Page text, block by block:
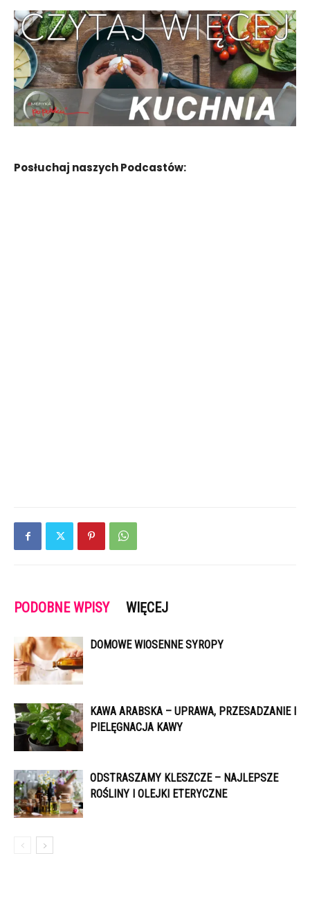
Posłuchaj naszych Podcastów:
PODOBNE WPISY WIĘCEJ
DOMOWE WIOSENNE SYROPY
KAWA ARABSKA – UPRAWA, PRZESADZANIE I
PIELĘGNACJA KAWY
ODSTRASZAMY KLESZCZE – NAJLEPSZE
ROŚLINY I OLEJKI ETERYCZNE